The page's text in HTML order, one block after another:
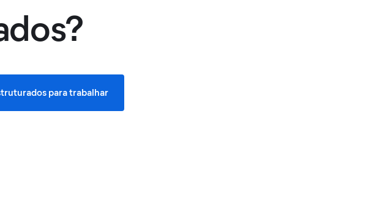
para trabalhar